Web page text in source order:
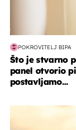
POKROVITELJ BIPA
Što je stvarno
panel otvorio
postavljamo...